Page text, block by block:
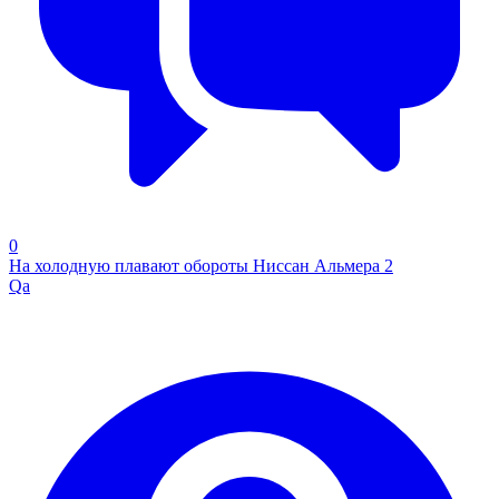
0
На холодную плавают обороты Ниссан Альмера 2
Qa